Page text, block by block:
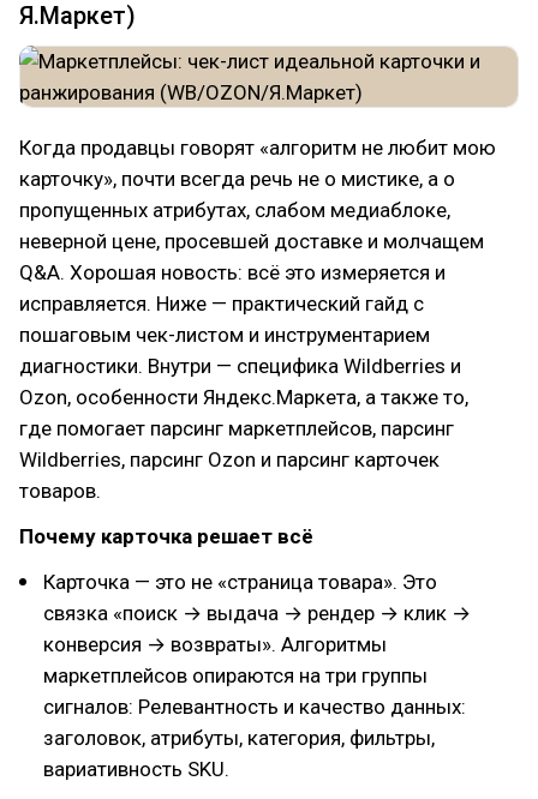
Я.Маркет)
Когда продавцы говорят «алгоритм не любит мою
карточку», почти всегда речь не о мистике, а о
пропущенных атрибутах, слабом медиаблоке,
неверной цене, просевшей доставке и молчащем
Q&A. Хорошая новость: всё это измеряется и
исправляется. Ниже — практический гайд с
пошаговым чек-листом и инструментарием
диагностики. Внутри — специфика Wildberries и
Ozon, особенности Яндекс.Маркета, а также то,
где помогает парсинг маркетплейсов, парсинг
Wildberries, парсинг Ozon и парсинг карточек
товаров.
Почему карточка решает всё
Карточка — это не «страница товара». Это
связка «поиск → выдача → рендер → клик →
конверсия → возвраты». Алгоритмы
маркетплейсов опираются на три группы
сигналов: Релевантность и качество данных:
заголовок, атрибуты, категория, фильтры,
вариативность SKU.